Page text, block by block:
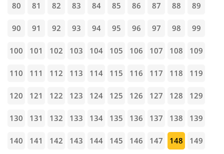
80 81 82 83 84 85 86 87 88 89
90 91 92 93 94 95 96 97 98 99
100 101 102 103 104 105 106 107 108 109
110 111 112 113 114 115 116 117 118 119
120 121 122 123 124 125 126 127 128 129
130 131 132 133 134 135 136 137 138 139
140 141 142 143 144 145 146 147 148 149